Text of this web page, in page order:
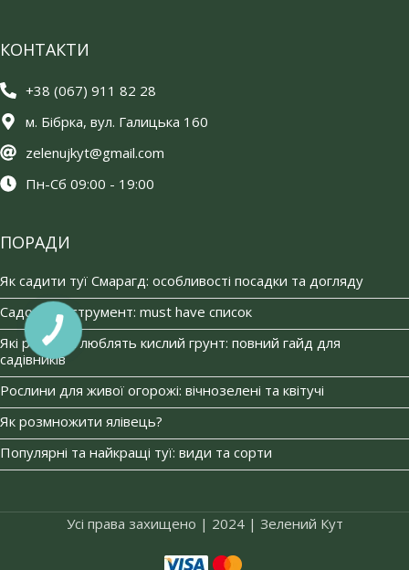
КОНТАКТИ
+38 (067) 911 82 28
м. Бібрка, вул. Галицька 160
zelenujkyt@gmail.com
Пн-Сб 09:00 - 19:00
ПОРАДИ
Як садити туї Смарагд: особливості посадки та догляду
Садовий інструмент: must have список
Які рослини люблять кислий грунт: повний гайд для
садівників
Рослини для живої огорожі: вічнозелені та квітучі
Як розмножити ялівець?
Популярні та найкращі туї: види та сорти
Усі права захищено | 2024 | Зелений Кут